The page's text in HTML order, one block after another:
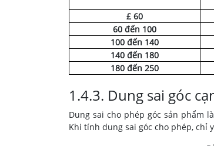
£ 60
60 đến 100
100 đến 140
140 đến 180
180 đến 250
1.4.3. Dung sai góc
Dung sai cho phép góc sản phẩm
Khi tính dung sai góc cho phép, chỉ